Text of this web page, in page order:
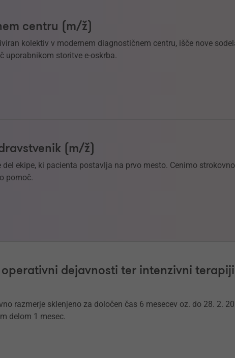
centru (m/ž)
kolektiv v modernem diagnostičnem centru, išče nove
uporabnikom storitve e-oskrba.
(m/ž)
ekipe, ki pacienta postavlja na prvo mesto. Cenimo
pomoč.
dejavnosti ter intenzivni terapiji
razmerje sklenjeno za določen čas 6 mesecev oz. do 28. 2.
delom 1 mesec.